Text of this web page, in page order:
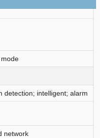
detection; intelligent; alarm
network